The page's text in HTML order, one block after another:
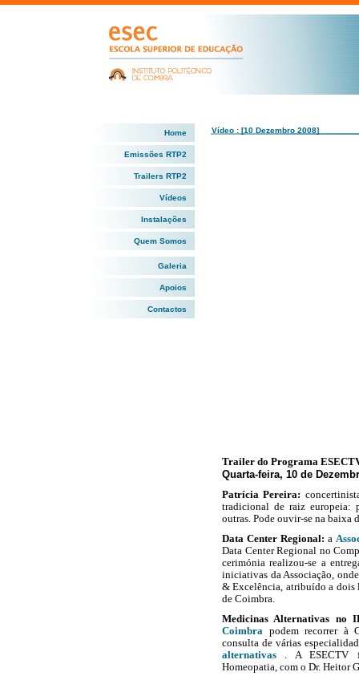
Home
Emissões RTP2
Trailers RTP2
Vídeos
Instalações
Quem Somos
Galeria
Apoios
Contactos
Vídeo : [10 Dezembro 2008]
Trailer do Programa
Quarta-feira, 10 de
Patrícia Pereira:
tradicional de raiz europeia:
outras. Pode ouvir-se na baixa
Data Center Regional: a
Data Center Regional no
cerimónia realizou-se a
iniciativas da Associação,
& Excelência, atribuído a dois
de Coimbra.
Medicinas Alternativas no
Coimbra podem recorrer à
consulta de várias
alternativas . A ESECTV
Homeopatia, com o Dr. Heitor